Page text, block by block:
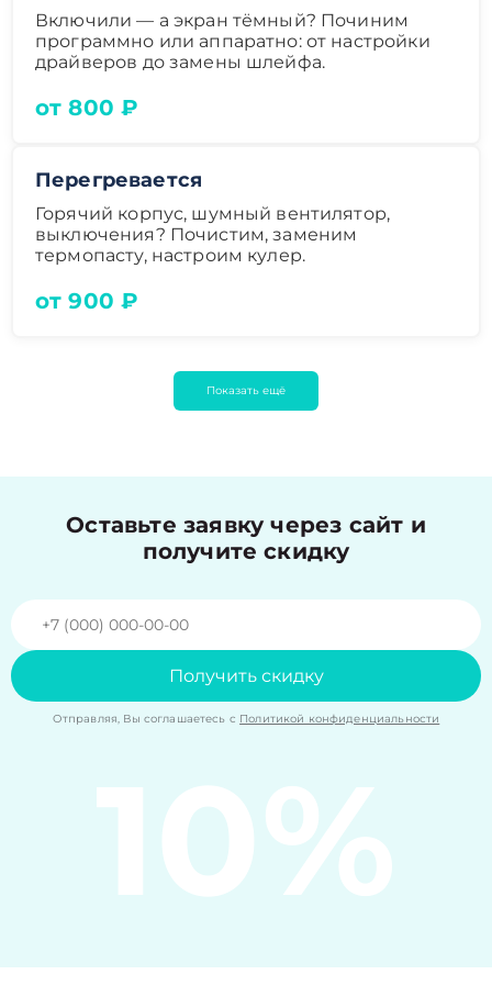
Включили — а экран тёмный? Починим
программно или аппаратно: от настройки
драйверов до замены шлейфа.
от 800 ₽
Перегревается
Горячий корпус, шумный вентилятор,
выключения? Почистим, заменим
термопасту, настроим кулер.
от 900 ₽
Показать ещё
Оставьте заявку через сайт и
получите скидку
Получить скидку
Отправляя, Вы соглашаетесь с Политикой конфиденциальности
10%